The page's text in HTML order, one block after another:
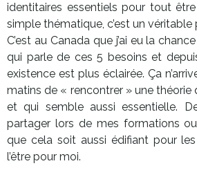
identitaires essentiels pour tout être
simple thématique, c’est un véritable
C’est au Canada que j’ai eu la
qui parle de ces 5 besoins et
existence est plus éclairée. Ça
matins de « rencontrer » une théorie
et qui semble aussi essentielle.
partager lors de mes formations
que cela soit aussi édifiant pour
l’être pour moi.